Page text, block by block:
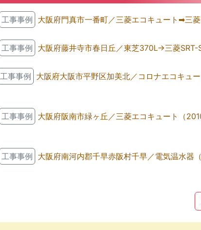
工事事例 大阪府門真市一番町／三菱エコキュート➡︎三
工事事例 大阪府藤井寺市春日丘／東芝370L→三菱SRT-
工事事例 大阪府大阪市平野区加美北／コロナエコキュ
工事事例 大阪府阪南市緑ヶ丘／三菱エコキュート（
工事事例 大阪府南河内郡千早赤阪村千早／電気温水器